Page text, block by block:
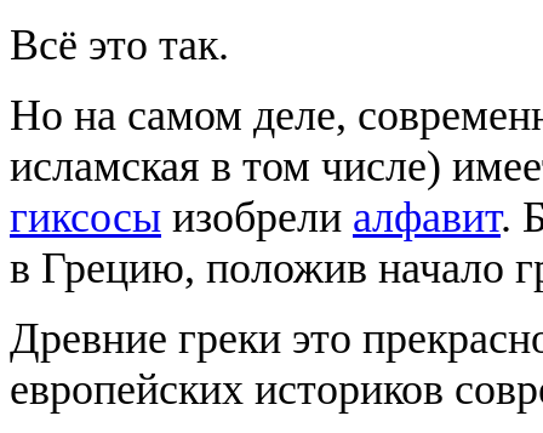
Всё это так.
Но на самом деле,
исламская в том числе)
гиксосы изобрели алфавит.
в Грецию, положив начало
Древние греки это
европейских историков